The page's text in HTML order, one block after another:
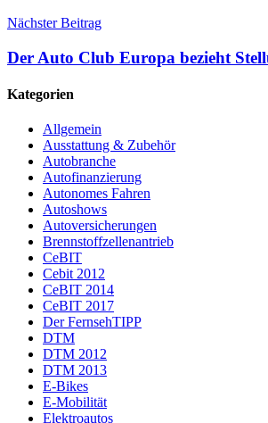
Nächster Beitrag
Der Auto Club Europa bezieht
Kategorien
Allgemein
Ausstattung & Zubehör
Autobranche
Autofinanzierung
Autonomes Fahren
Autoshows
Autoversicherungen
Brennstoffzellenantrieb
CeBIT
Cebit 2012
CeBIT 2014
CeBIT 2017
Der FernsehTIPP
DTM
DTM 2012
DTM 2013
E-Bikes
E-Mobilität
Elektroautos